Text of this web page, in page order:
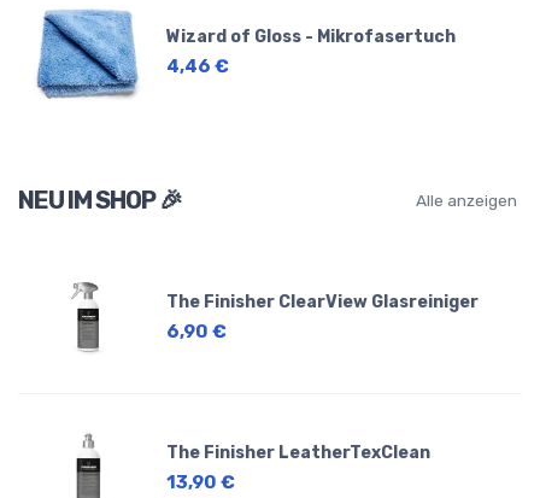
Wizard of Gloss - Mikrofasertuch
4,46 €
NEU IM SHOP 🎉 Alle anzeigen
The Finisher ClearView Glasreiniger
6,90 €
The Finisher LeatherTexClean
13,90 €